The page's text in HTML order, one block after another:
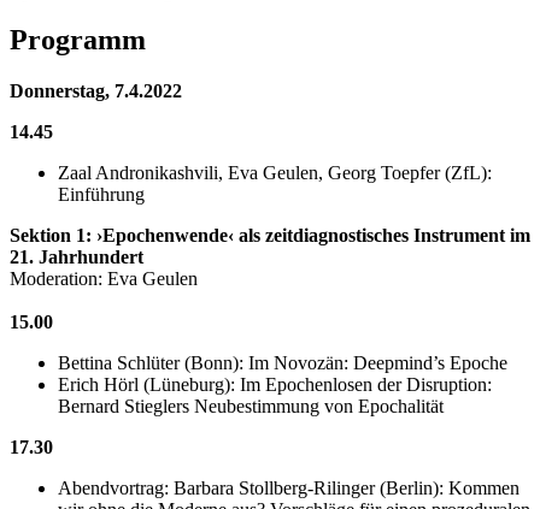
Programm
Donnerstag, 7.4.2022
14.45
Zaal Andronikashvili, Eva Geulen, Georg Toepfer (ZfL):
Einführung
Sektion 1: ›Epochenwende‹ als zeitdiagnostisches Instrument im
21. Jahrhundert
Moderation: Eva Geulen
15.00
Bettina Schlüter (Bonn): Im Novozän: Deepmind’s Epoche
Erich Hörl (Lüneburg): Im Epochenlosen der Disruption:
Bernard Stieglers Neubestimmung von Epochalität
17.30
Abendvortrag: Barbara Stollberg-Rilinger (Berlin): Kommen